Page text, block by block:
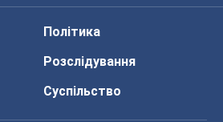
Політика
Розслідування
Суспільство